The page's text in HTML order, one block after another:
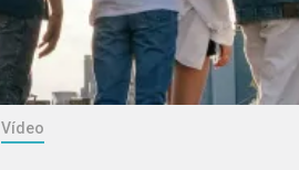
Vídeo